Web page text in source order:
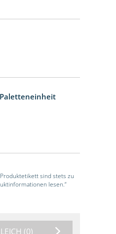
Paletteneinheit
sind stets zu
lesen.“
(0)